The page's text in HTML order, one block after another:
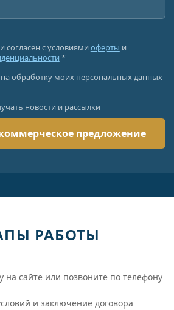
согласен с условиями оферты и
*
обработку моих персональных данных
новости и рассылки
РАБОТЫ
на сайте или позвоните по телефону
и заключение договора